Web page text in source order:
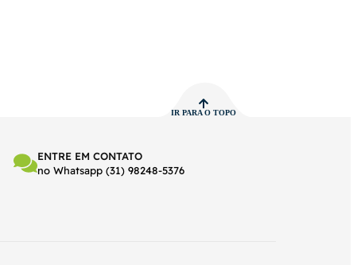
IR PARA O TOPO
ENTRE EM CONTATO
no Whatsapp (31) 98248-5376